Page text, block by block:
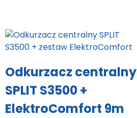
Odkurzacz centralny
SPLIT S3500 +
ElektroComfort 9m